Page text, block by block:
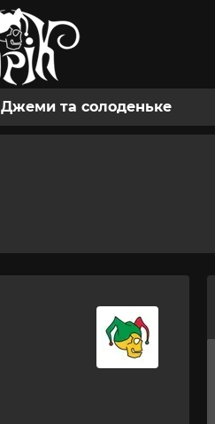
Джеми та солоденьке